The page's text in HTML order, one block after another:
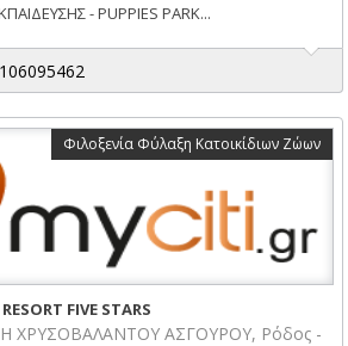
- PUPPIES PARK...
Φιλοξενία Φύλαξη Κατοικίδιων Ζώων
FIVE STARS
ΧΡΥΣΟΒΑΛΑΝΤΟΥ ΑΣΓΟΥΡΟΥ, Ρόδος -